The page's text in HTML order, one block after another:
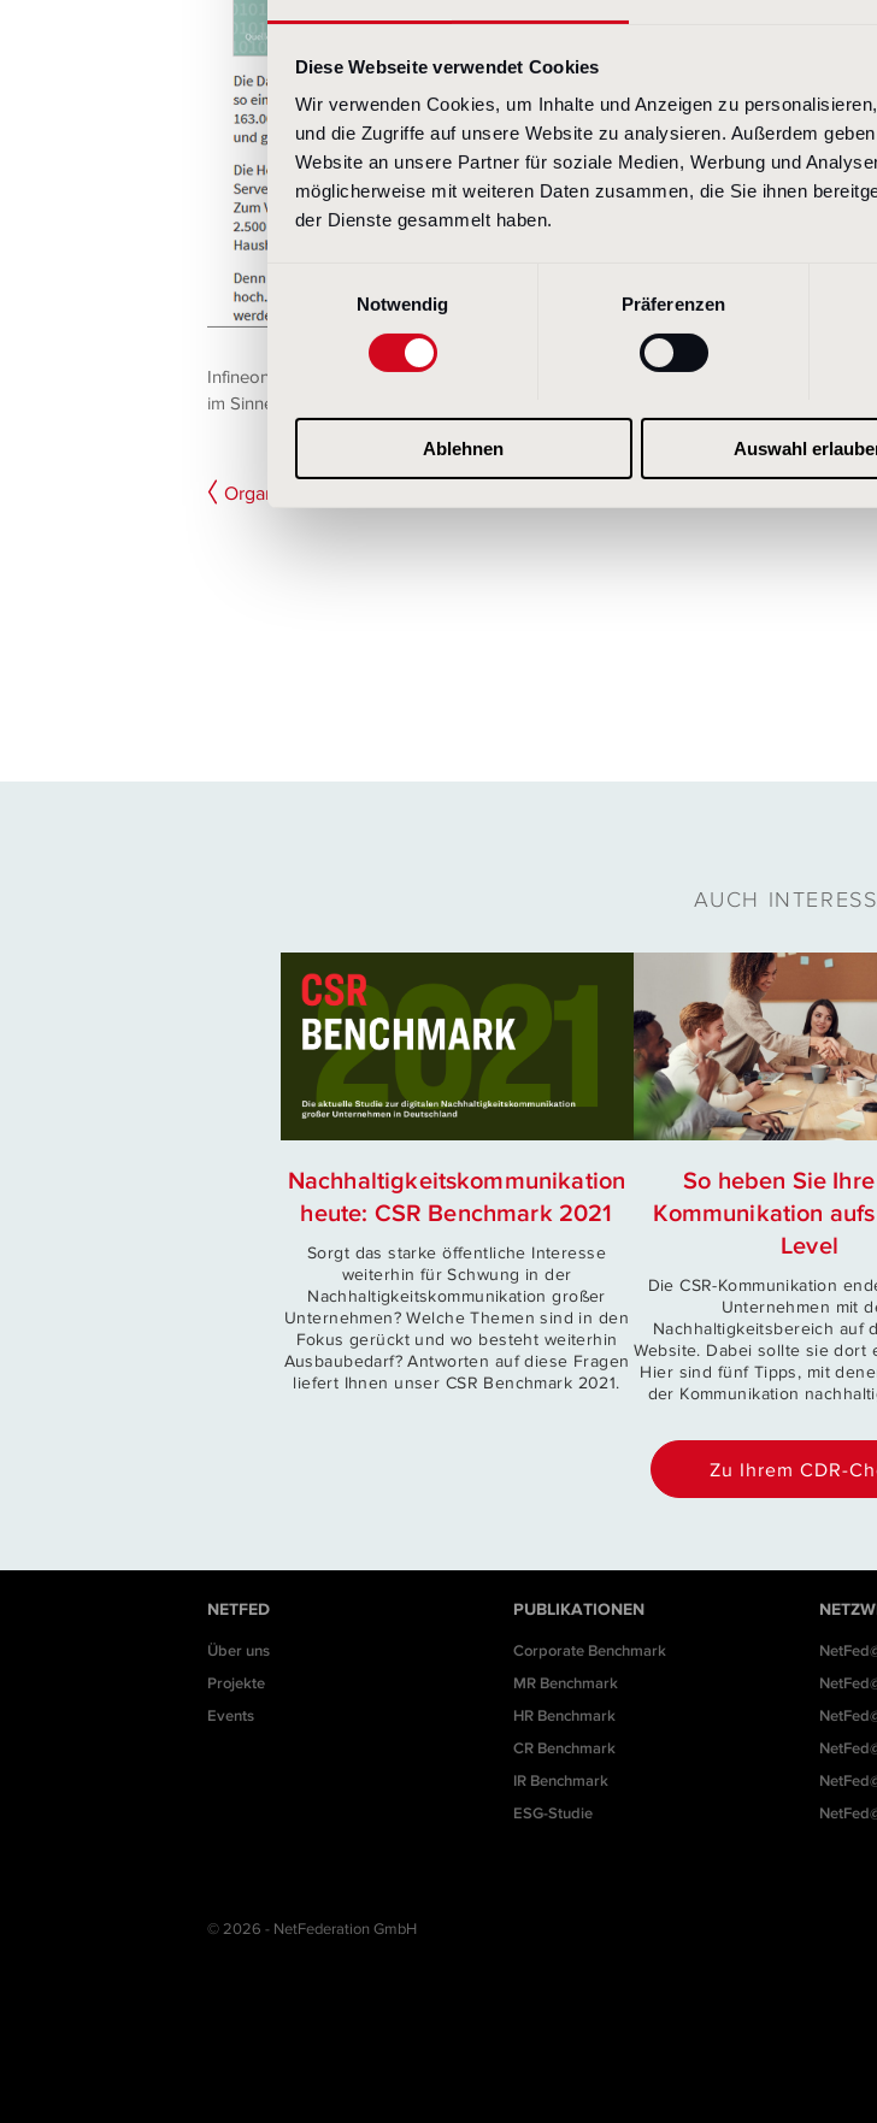
Diese Webseite verwendet Cookies
Wir verwenden Cookies, um Inhalte und Anzeigen zu
und die Zugriffe auf unsere Website zu analysieren. Außerdem
Website an unsere Partner für soziale Medien, Werbung und
möglicherweise mit weiteren Daten zusammen, die Sie ihnen
der Dienste gesammelt haben.
Notwendig
Präferenzen
Ablehnen Auswahl
Infineon kommuniziert bereits ausführlich über die energieeffiziente Betreibung von
im Sinne des Umweltschutzes
Organisation
AUCH
Nachhaltigkeitskommunikation
heute: CSR Benchmark 2021
Sorgt das starke öffentliche Interesse
weiterhin für Schwung in der
Nachhaltigkeitskommunikation großer
Unternehmen? Welche Themen sind in den
Fokus gerückt und wo besteht weiterhin
Ausbaubedarf? Antworten auf diese Fragen
liefert Ihnen unser CSR Benchmark 2021.
So heben Sie
Kommunikation
Level
Die CSR-Kommunikation
Unternehmen mit
Nachhaltigkeitsbereich auf
Website. Dabei sollte sie dort
Hier sind fünf Tipps, mit
der Kommunikation
Zu Ihrem CDR-
NETFED
Über uns
Projekte
Events
PUBLIKATIONEN
Corporate Benchmark
MR Benchmark
HR Benchmark
CR Benchmark
IR Benchmark
ESG-Studie
© 2026 - NetFederation GmbH